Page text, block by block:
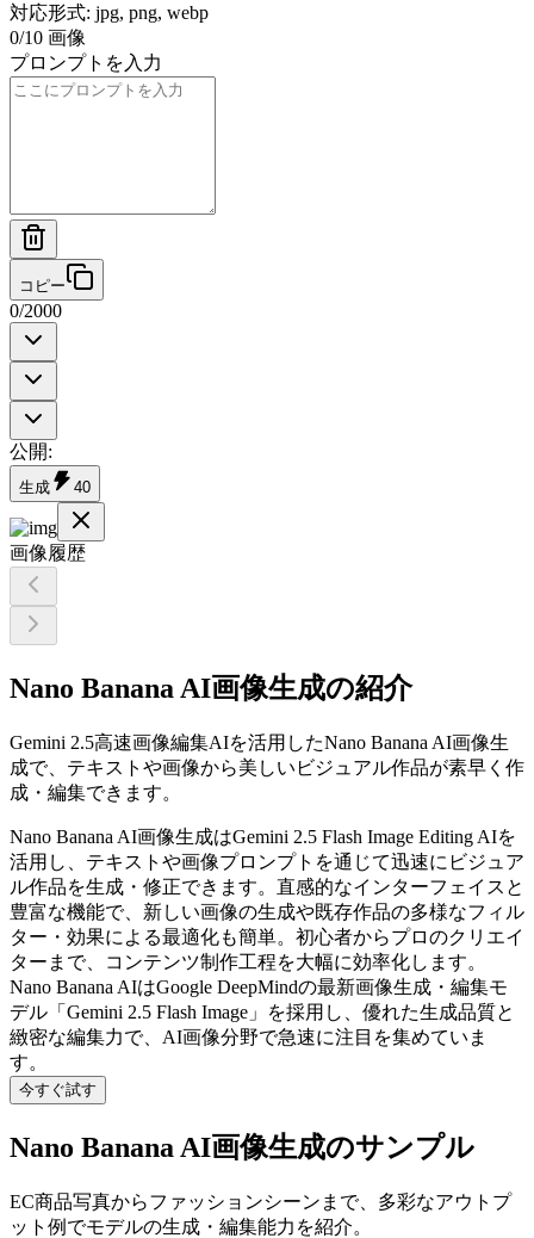
対応形式: jpg, png, webp
0/10 画像
プロンプトを入力
コピー
0/2000
公開:
生成 40
画像履歴
Nano Banana AI画像生成の紹介
Gemini 2.5高速画像編集AIを活用したNano Banana AI画像生
成で、テキストや画像から美しいビジュアル作品が素早く作
成・編集できます。
Nano Banana AI画像生成はGemini 2.5 Flash Image Editing AIを
活用し、テキストや画像プロンプトを通じて迅速にビジュア
ル作品を生成・修正できます。直感的なインターフェイスと
豊富な機能で、新しい画像の生成や既存作品の多様なフィル
ター・効果による最適化も簡単。初心者からプロのクリエイ
ターまで、コンテンツ制作工程を大幅に効率化します。
Nano Banana AIはGoogle DeepMindの最新画像生成・編集モ
デル「Gemini 2.5 Flash Image」を採用し、優れた生成品質と
緻密な編集力で、AI画像分野で急速に注目を集めていま
す。
今すぐ試す
Nano Banana AI画像生成のサンプル
EC商品写真からファッションシーンまで、多彩なアウトプ
ット例でモデルの生成・編集能力を紹介。